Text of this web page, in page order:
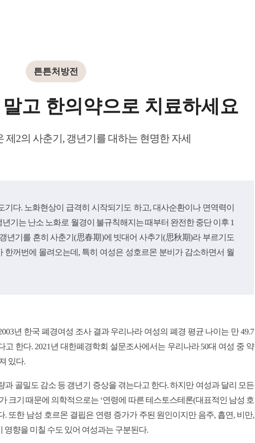
튼튼처방전
고 한의약으로 치료하세요
제2의 사춘기, 갱년기를 대하는 현명한 자세
기다. 노화현상이 급격히 시작되기도 하고, 대사순환이나 면역력이
기는 난소 노화로 월경이 불규칙해지는 때부터 완전한 중단 이후 1
년기를 흔히 사춘기(思春期)에 빗대어 사추기(思秋期)라 부르기도
한꺼번에 몰려오는데, 특히 여성은 성호르몬 분비가 감소하면서 월
년 한국 폐경여성 조사 결과 우리나라 여성의 폐경 평균 나이는 만 49.7
고 한다. 2021년 대한폐경학회 설문조사에서는 우리나라 50대 여성 중 약
있다.
과 골밀도 감소 등 갱년기 증상을 겪는다고 한다. 하지만 여성과 달리 모든
크기 때문에 의학적으로는 ‘연령에 따른 테스토스테론(대표적인 남성 호
. 또한 남성 호르몬 결핍은 연령 증가가 주된 원인이지만 음주, 흡연, 비만,
영향을 미칠 수도 있어 여성과는 구분된다.